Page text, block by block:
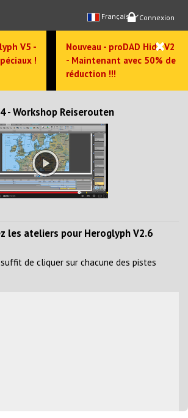
Connexion
Français
V5 -
!
Nouveau - proDAD Hide V2
- Maintenant avec 50% de
réduction !!!
- Workshop Reiserouten
les ateliers pour Heroglyph V2.6
de cliquer sur chacune des pistes